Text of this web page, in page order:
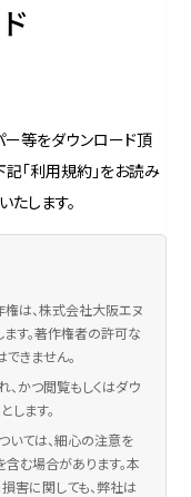
ー等をダウンロード頂
記「利用規約」をお読み
たします。
は、株式会社大阪エヌ
す。著作権者の許可な
できません。
、かつ閲覧もしくはダウ
ます。
いては、細心の注意を
む場合があります。本
害に関しても、弊社は